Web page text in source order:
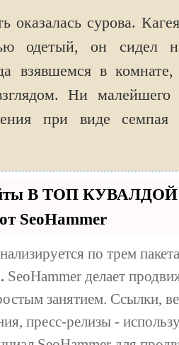
оказалась сурова.
одетый, он сидел
взявшемся в
Ни
при виде
В ТОП КУВАЛДОЙ
SeoHammer
по трем
SeoHammer делает
занятием. Ссылки,
пресс-релизы -